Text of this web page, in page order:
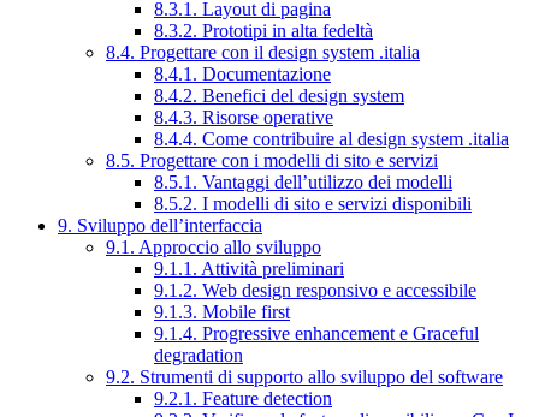
8.3.1. Layout di pagina
8.3.2. Prototipi in alta fedeltà
8.4. Progettare con il design system .italia
8.4.1. Documentazione
8.4.2. Benefici del design system
8.4.3. Risorse operative
8.4.4. Come contribuire al design system .italia
8.5. Progettare con i modelli di sito e servizi
8.5.1. Vantaggi dell’utilizzo dei modelli
8.5.2. I modelli di sito e servizi disponibili
9. Sviluppo dell’interfaccia
9.1. Approccio allo sviluppo
9.1.1. Attività preliminari
9.1.2. Web design responsivo e accessibile
9.1.3. Mobile first
9.1.4. Progressive enhancement e Graceful
degradation
9.2. Strumenti di supporto allo sviluppo del software
9.2.1. Feature detection